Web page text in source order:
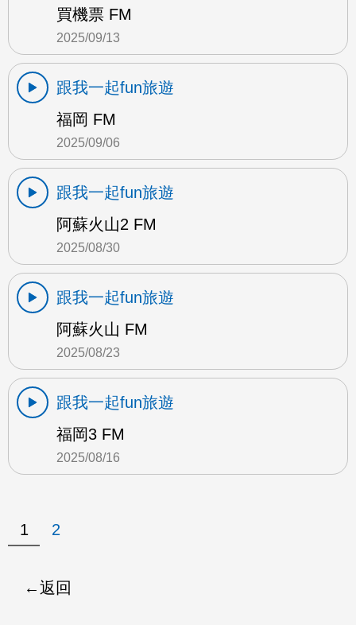
買機票 FM
2025/09/13
跟我一起fun旅遊
福岡 FM
2025/09/06
跟我一起fun旅遊
阿蘇火山2 FM
2025/08/30
跟我一起fun旅遊
阿蘇火山 FM
2025/08/23
跟我一起fun旅遊
福岡3 FM
2025/08/16
1 2
返回